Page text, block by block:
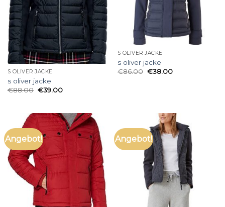
S OLIVER JACKE
s oliver jacke
€88.00 €39.00
S OLIVER JACKE
s oliver jacke
€86.00 €38.00
Angebot! Angebot!